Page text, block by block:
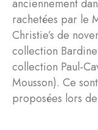
anciennement
rachetées par le
Christie’s de
collection
collection Paul-
Mousson). Ce
proposées lors